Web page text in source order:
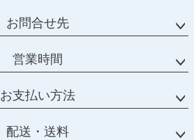
お問合せ先
営業時間
お支払い方法
配送・送料